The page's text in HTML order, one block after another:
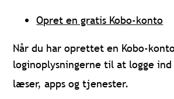
Opret en gratis Kobo-konto
Når du har oprettet en Kobo-
loginoplysningerne til at logge ind
læser, apps og tjenester.